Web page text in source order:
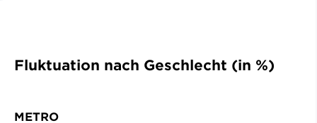
Fluktuation nach Geschlecht (in %)
METRO